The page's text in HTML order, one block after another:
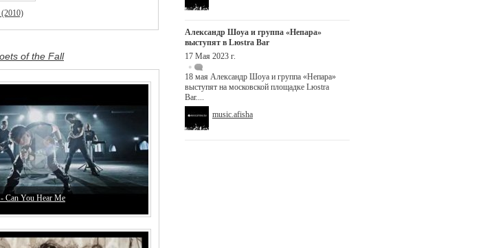
of the Fall
Can You Hear Me
Александр Шоуа и группа «Непара»
выступят в Lюstra Bar
17 Мая 2023 г.
18 мая Александр Шоуа и группа «Непара»
выступят на московской площадке Lюstra
Bar....
music.afisha